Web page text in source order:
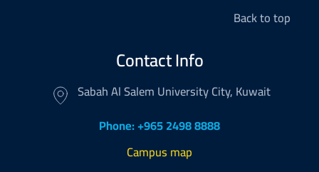
Back to top
Contact Info
Sabah Al Salem University City, Kuwait
Phone: +965 2498 8888
Campus map